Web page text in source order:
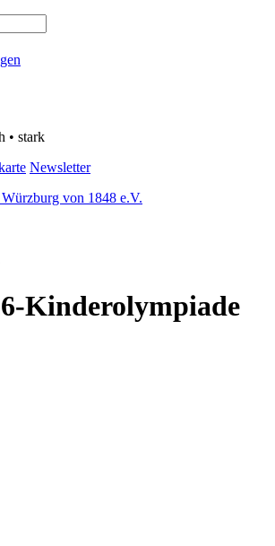
• stark
Newsletter
von 1848 e.V.
Kinderolympiade